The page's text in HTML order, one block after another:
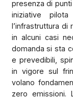
presenza di
iniziative
l’infrastruttura
in alcuni casi
domanda si sta
e prevedibili,
in vigore sul
volano
zero emissioni.